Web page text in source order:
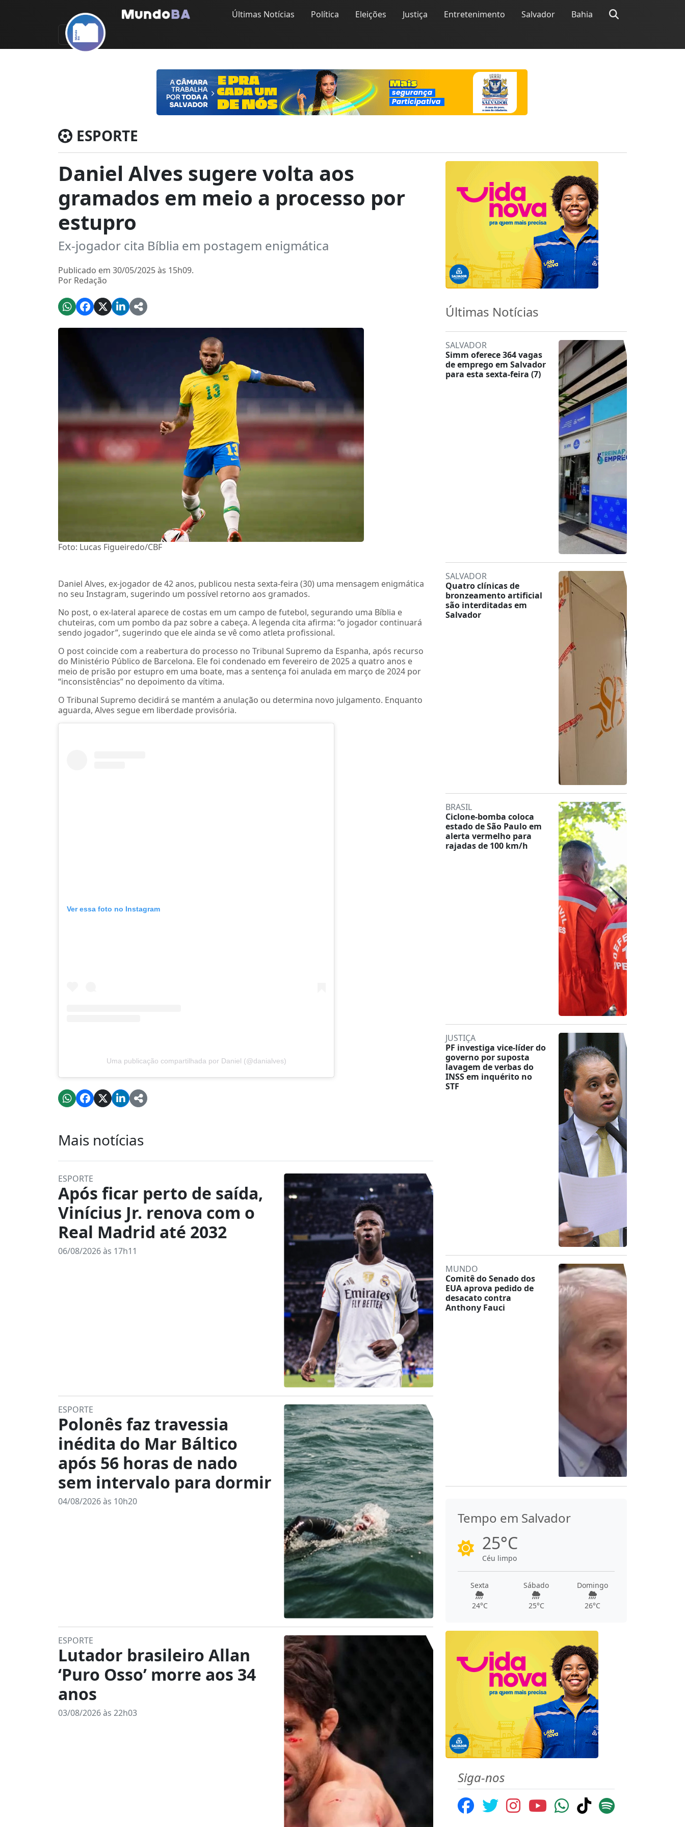
Últimas Notícias Política Eleições Justiça Entretenimento Salvador Bahia
ESPORTE
Daniel Alves sugere volta aos
gramados em meio a processo por
estupro
Ex-jogador cita Bíblia em postagem enigmática
Publicado em 30/05/2025 às 15h09.
Por Redação
Foto: Lucas Figueiredo/CBF
Daniel Alves, ex-jogador de 42 anos, publicou nesta sexta-feira (30) uma mensagem enigmática
no seu Instagram, sugerindo um possível retorno aos gramados.
No post, o ex-lateral aparece de costas em um campo de futebol, segurando uma Bíblia e
chuteiras, com um pombo da paz sobre a cabeça. A legenda cita afirma: “o jogador continuará
sendo jogador”, sugerindo que ele ainda se vê como atleta profissional.
O post coincide com a reabertura do processo no Tribunal Supremo da Espanha, após recurso
do Ministério Público de Barcelona. Ele foi condenado em fevereiro de 2025 a quatro anos e
meio de prisão por estupro em uma boate, mas a sentença foi anulada em março de 2024 por
“inconsistências” no depoimento da vítima.
O Tribunal Supremo decidirá se mantém a anulação ou determina novo julgamento. Enquanto
aguarda, Alves segue em liberdade provisória.
Ver essa foto no Instagram
Uma publicação compartilhada por Daniel (@danialves)
Mais notícias
ESPORTE
Após ficar perto de saída,
Vinícius Jr. renova com o
Real Madrid até 2032
06/08/2026 às 17h11
ESPORTE
Polonês faz travessia
inédita do Mar Báltico
após 56 horas de nado
sem intervalo para dormir
04/08/2026 às 10h20
ESPORTE
Lutador brasileiro Allan
‘Puro Osso’ morre aos 34
anos
03/08/2026 às 22h03
Últimas Notícias
SALVADOR
Simm oferece 364 vagas
de emprego em Salvador
para esta sexta-feira (7)
SALVADOR
Quatro clínicas de
bronzeamento artificial
são interditadas em
Salvador
BRASIL
Ciclone-bomba coloca
estado de São Paulo em
alerta vermelho para
rajadas de 100 km/h
JUSTIÇA
PF investiga vice-líder do
governo por suposta
lavagem de verbas do
INSS em inquérito no
STF
MUNDO
Comitê do Senado dos
EUA aprova pedido de
desacato contra
Anthony Fauci
Tempo em Salvador
25°C
Céu limpo
Sexta
24°C
Sábado
25°C
Domingo
26°C
Siga-nos